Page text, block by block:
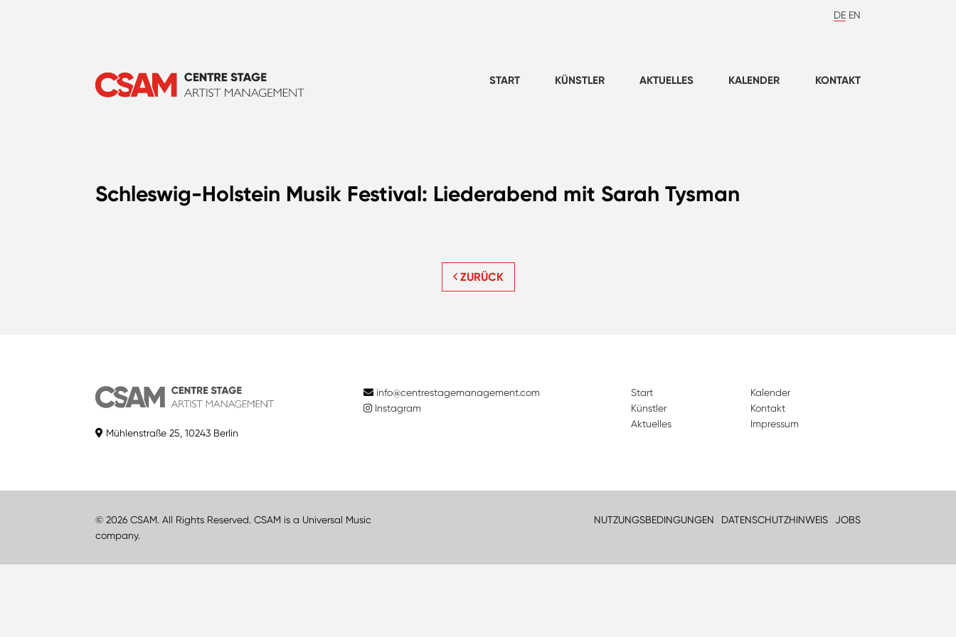
DE EN
START KÜNSTLER AKTUELLES KALENDER KONTAKT
Schleswig-Holstein Musik Festival: Liederabend mit Sarah Tysman
ZURÜCK
Mühlenstraße 25, 10243 Berlin
info@centrestagemanagement.com
Instagram
Start
Künstler
Aktuelles
Kalender
Kontakt
Impressum
© 2026 CSAM. All Rights Reserved. CSAM is a Universal Music
company.
NUTZUNGSBEDINGUNGEN DATENSCHUTZHINWEIS JOBS